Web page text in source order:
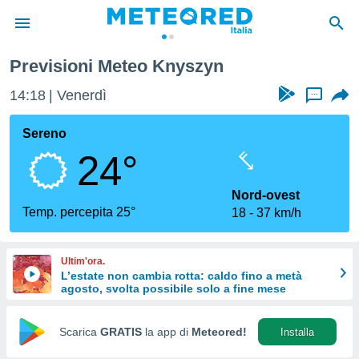
di
per
le
di
Web
Previsioni Meteo Knyszyn
14:19 Venerdì ...
Sereno
24°
Temp. percepita 25°
Nord-ovest
18
37 km/h
Ultim'ora.
L’estate non cambia rotta: caldo fino a metà
agosto, svolta possibile solo a fine mese
Scarica GRATIS la app di Meteored! Installa